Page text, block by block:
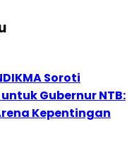
Soroti
Gubernur NTB:
Kepentingan